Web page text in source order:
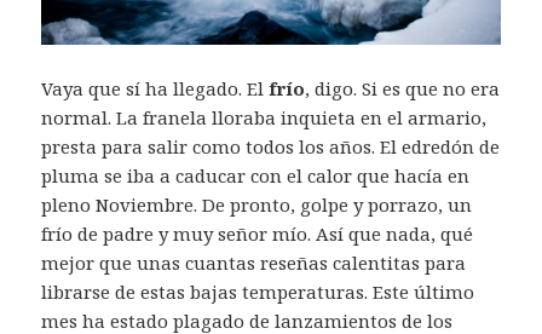
Vaya que sí ha llegado. El frío, digo. Si es que no era
normal. La franela lloraba inquieta en el armario,
presta para salir como todos los años. El edredón de
pluma se iba a caducar con el calor que hacía en
pleno Noviembre. De pronto, golpe y porrazo, un
frío de padre y muy señor mío. Así que nada, qué
mejor que unas cuantas reseñas calentitas para
librarse de estas bajas temperaturas. Este último
mes ha estado plagado de lanzamientos de los